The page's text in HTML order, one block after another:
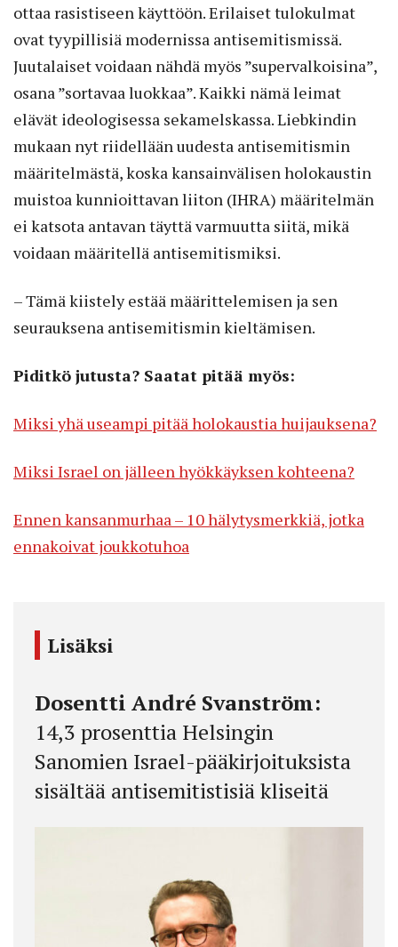
ottaa rasistiseen käyttöön. Erilaiset tulokulmat
ovat tyypillisiä modernissa antisemitismissä.
Juutalaiset voidaan nähdä myös ”supervalkoisina”,
osana ”sortavaa luokkaa”. Kaikki nämä leimat
elävät ideologisessa sekamelskassa. Liebkindin
mukaan nyt riidellään uudesta antisemitismin
määritelmästä, koska kansainvälisen holokaustin
muistoa kunnioittavan liiton (IHRA) määritelmän
ei katsota antavan täyttä varmuutta siitä, mikä
voidaan määritellä antisemitismiksi.
– Tämä kiistely estää määrittelemisen ja sen
seurauksena antisemitismin kieltämisen.
Piditkö jutusta? Saatat pitää myös:
Miksi yhä useampi pitää holokaustia huijauksena?
Miksi Israel on jälleen hyökkäyksen kohteena?
Ennen kansanmurhaa – 10 hälytysmerkkiä, jotka
ennakoivat joukkotuhoa
Lisäksi
Dosentti André Svanström:
14,3 prosenttia Helsingin
Sanomien Israel-pääkirjoituksista
sisältää antisemitistisiä kliseitä